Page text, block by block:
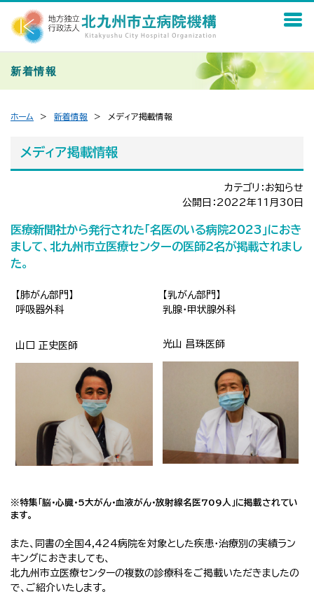
新着情報
ホーム 新着情報 メディア掲載情報
メディア掲載情報
カテゴリ：お知らせ
公開日：2022年11月30日
医療新聞社から発行された 名医のいる病院2023 」におき
まして、 北九州市立医療センターの医師２名が掲載されまし
た。
【肺がん部門】
呼吸器外科
【乳がん部門】
乳腺・甲状腺外科
山口 正史医師 光山 昌珠医師
※特集「脳・心臓・5大がん・血液がん・放射線名医709 人」に掲載されてい
ます。
また、同書の全国 4,424病院を対象とした疾患・治療別の実績ラン
キングにおきましても、
北九州市立医療センターの複数の診療科をご掲載いただきましたの
で、ご紹介いたします。